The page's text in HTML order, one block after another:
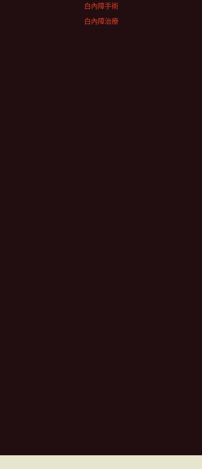
白內障手術
白內障治療